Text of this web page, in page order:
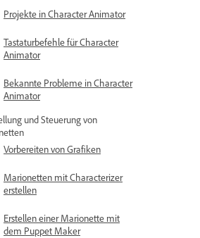
Projekte in Character Animator
Tastaturbefehle für Character
Animator
Bekannte Probleme in Character
Animator
und Steuerung von
Vorbereiten von Grafiken
Marionetten mit Characterizer
erstellen
Erstellen einer Marionette mit
dem Puppet Maker